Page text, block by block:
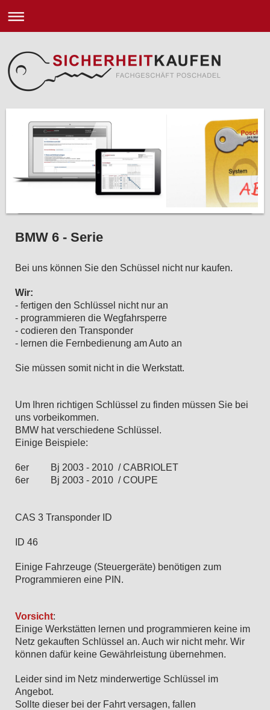
BMW 6 - Serie
Bei uns können Sie den Schüssel nicht nur kaufen.
Wir:
- fertigen den Schlüssel nicht nur an
- programmieren die Wegfahrsperre
- codieren den Transponder
- lernen die Fernbedienung am Auto an
Sie müssen somit nicht in die Werkstatt.
Um Ihren richtigen Schlüssel zu finden müssen Sie bei
uns vorbeikommen.
BMW hat verschiedene Schlüssel.
Einige Beispiele:
6er Bj 2003 - 2010 / CABRIOLET
6er Bj 2003 - 2010 / COUPE
CAS 3 Transponder ID
ID 46
Einige Fahrzeuge (Steuergeräte) benötigen zum
Programmieren eine PIN.
Vorsicht:
Einige Werkstätten lernen und programmieren keine im
Netz gekauften Schlüssel an. Auch wir nicht mehr. Wir
können dafür keine Gewährleistung übernehmen.
Leider sind im Netz minderwertige Schlüssel im
Angebot.
Sollte dieser bei der Fahrt versagen, fallen